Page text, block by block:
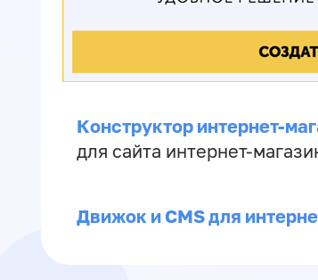
Конструктор интернет-
для сайта интернет-
Движок и CMS для